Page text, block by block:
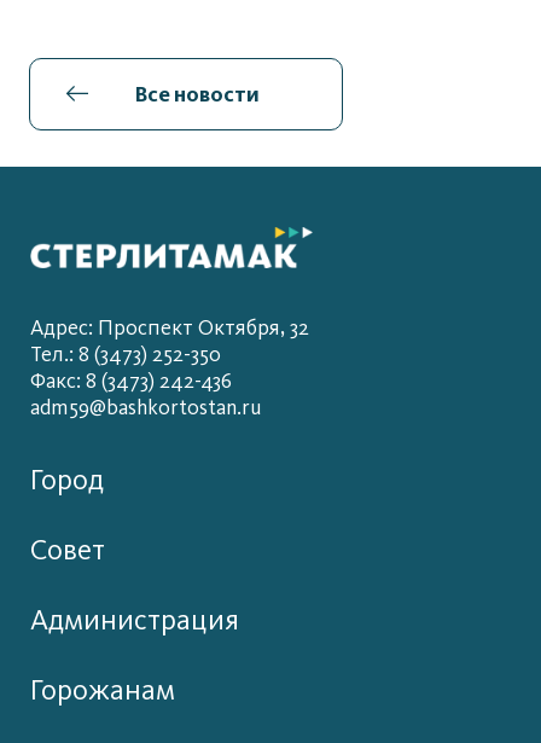
Все новости
Адрес: Проспект Октября, 32
Тел.: 8 (3473) 252-350
Факс: 8 (3473) 242-436
adm59@bashkortostan.ru
Город
Совет
Администрация
Горожанам